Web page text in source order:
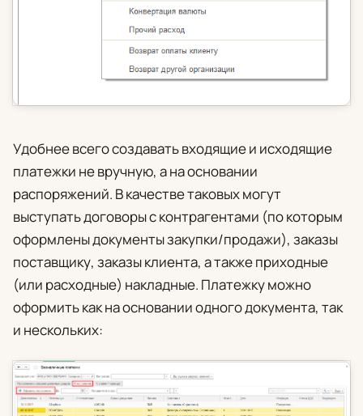
Удобнее всего создавать входящие и исходящие
платежки не вручную, а на основании
распоряжений. В качестве таковых могут
выступать договоры с контрагентами (по которым
оформлены документы закупки/продажи), заказы
поставщику, заказы клиента, а также приходные
(или расходные) накладные. Платежку можно
оформить как на основании одного документа, так
и нескольких: